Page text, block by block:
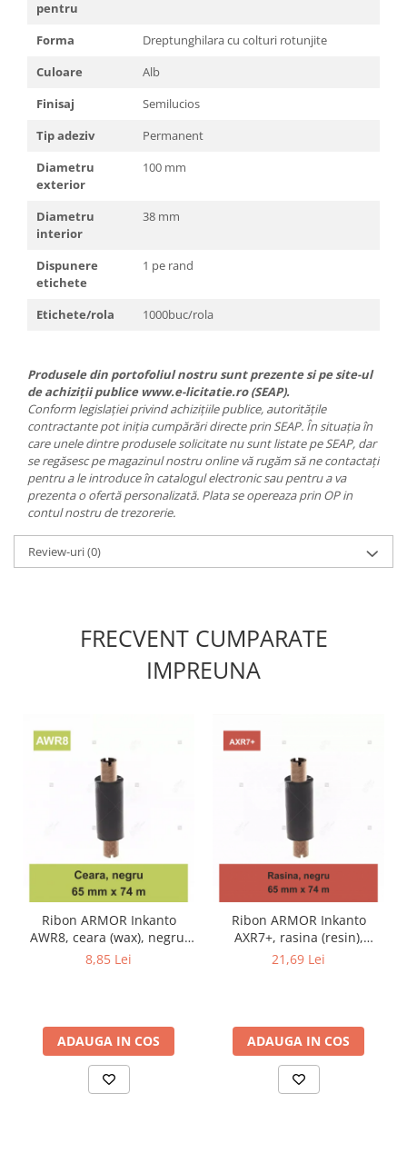
pentru
Forma
Dreptunghilara cu colturi rotunjite
Culoare
Alb
Finisaj
Semilucios
Tip adeziv
Permanent
Diametru
exterior
100 mm
Diametru
interior
38 mm
Dispunere
etichete
1 pe rand
Etichete/rola 1000buc/rola
Produsele din portofoliul nostru sunt prezente si pe site-ul
de achiziții publice www.e-licitatie.ro (SEAP).
Conform legislației privind achizițiile publice, autoritățile
contractante pot iniția cumpărări directe prin SEAP. În situația în
care unele dintre produsele solicitate nu sunt listate pe SEAP, dar
se regăsesc pe magazinul nostru online vă rugăm să ne contactați
pentru a le introduce în catalogul electronic sau pentru a va
prezenta o ofertă personalizată. Plata se opereaza prin OP in
contul nostru de trezorerie.
Review-uri(0)
FRECVENT CUMPARATE
IMPREUNA
Ribon ARMOR Inkanto
AWR8, ceara (wax), negru,
65mmX74M, OUT
8,85 Lei
ADAUGA IN COS
Ribon ARMOR Inkanto
AXR7+, rasina (resin),
negru, 65mmx74M, OUT
21,69 Lei
ADAUGA IN COS